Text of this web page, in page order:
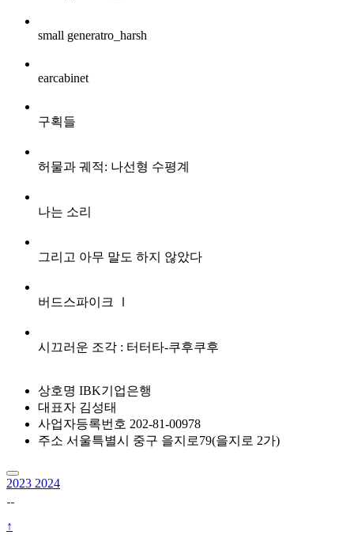
small generatro_harsh
earcabinet
구획들
허물과 궤적: 나선형 수평계
나는 소리
그리고 아무 말도 하지 않았다
버드스파이크 Ⅰ
시끄러운 조각 : 터터타-쿠후쿠후
상호명 IBK기업은행
대표자 김성태
사업자등록번호 202-81-00978
주소 서울특별시 중구 을지로79(을지로 2가)
2023 2024
↑